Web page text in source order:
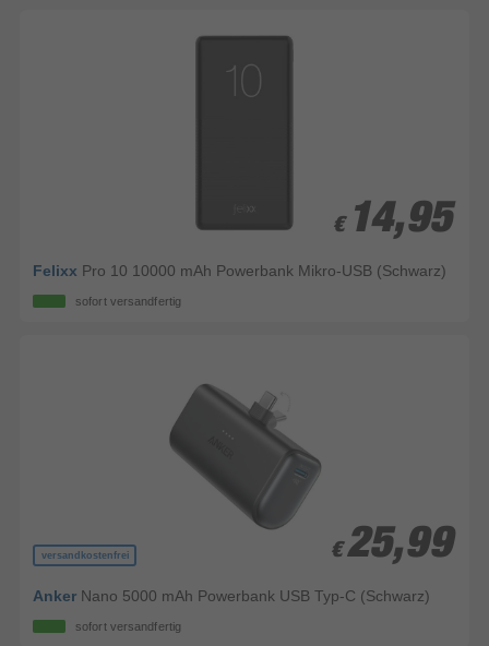
€ 14,95
€ 14,95
Felixx Pro 10 10000 mAh Powerbank Mikro-USB (Schwarz)
sofort versandfertig
versandkostenfrei € 25,99
€ 25,99
Anker Nano 5000 mAh Powerbank USB Typ-C (Schwarz)
sofort versandfertig